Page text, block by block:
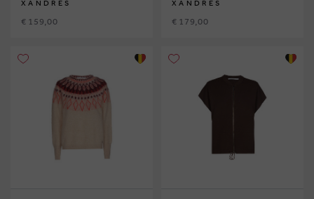
XANDRES
€ 159,00
XANDRES
€ 179,00